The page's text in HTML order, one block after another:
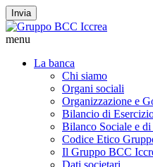
Invia
menu
La banca
Chi siamo
Organi sociali
Organizzazione e
Bilancio di
Bilanco Sociale e
Codice Etico
Il Gruppo BCC
Dati societari